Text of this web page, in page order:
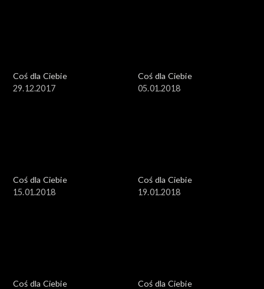
Coś dla Ciebie
29.12.2017
Coś dla Ciebie
05.01.2018
Coś dla Ciebie
15.01.2018
Coś dla Ciebie
19.01.2018
Coś dla Ciebie
Coś dla Ciebie